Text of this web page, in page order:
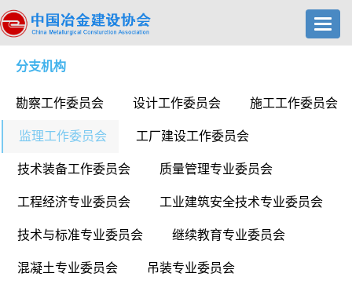
分支机构
勘察工作委员会 设计工作委员会 施工工作委员会
监理工作委员会 工厂建设工作委员会
技术装备工作委员会 质量管理专业委员会
工程经济专业委员会 工业建筑安全技术专业委员会
技术与标准专业委员会 继续教育专业委员会
混凝土专业委员会 吊装专业委员会